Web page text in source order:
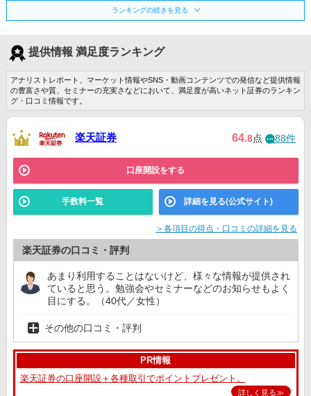
松井証券 公式サイト 3位 4位 3位
野村證券 12位
三菱ＵＦＪモル
ガン・スタンレ
ー証券
8位 10位 ー
ＳＭＢＣ日興証
マート証券
ム証券）
公式サイト 6位 6位 8位
ランキングの続きを見る
提供情報 満足度ランキング
アナリストレポート、マーケット情報やSNS・動画コンテンツでの発信など提供情報
の豊富さや質、セミナーの充実さなどにおいて、満足度が高いネット証券のランキン
グ・口コミ情報です。
楽天証券 64.8点 88件
口座開設をする
手数料一覧 詳細を見る(公式サイト)
＞各項目の得点・口コミの詳細を見る
楽天証券の口コミ・評判
あまり利用することはないけど、様々な情報が提供され
ていると思う。勉強会やセミナーなどのお知らせもよく
目にする。（40代／女性）
その他の口コミ・評判
PR情報
楽天証券の口座開設＋各種取引でポイントプレゼント。
詳しく見る≫